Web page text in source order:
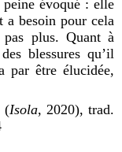
évoqué : elle
a besoin pour cela
pas plus. Quant à
blessures qu’il
par être élucidée,
(Isola, 2020), trad.